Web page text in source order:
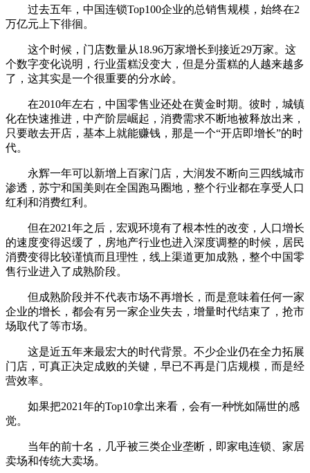
过去五年，中国连锁Top100企业的总销售规模，始终在2
万亿元上下徘徊。
这个时候，门店数量从18.96万家增长到接近29万家。这
个数字变化说明，行业蛋糕没变大，但是分蛋糕的人越来越多
了，这其实是一个很重要的分水岭。
在2010年左右，中国零售业还处在黄金时期。彼时，城镇
化在快速推进，中产阶层崛起，消费需求不断地被释放出来，
只要敢去开店，基本上就能赚钱，那是一个“开店即增长”的时
代。
永辉一年可以新增上百家门店，大润发不断向三四线城市
渗透，苏宁和国美则在全国跑马圈地，整个行业都在享受人口
红利和消费红利。
但在2021年之后，宏观环境有了根本性的改变，人口增长
的速度变得迟缓了，房地产行业也进入深度调整的时候，居民
消费变得比较谨慎而且理性，线上渠道更加成熟，整个中国零
售行业进入了成熟阶段。
但成熟阶段并不代表市场不再增长，而是意味着任何一家
企业的增长，都会有另一家企业失去，增量时代结束了，抢市
场取代了等市场。
这是近五年来最宏大的时代背景。不少企业仍在全力拓展
门店，可真正决定成败的关键，早已不再是门店规模，而是经
营效率。
如果把2021年的Top10拿出来看，会有一种恍如隔世的感
觉。
当年的前十名，几乎被三类企业垄断，即家电连锁、家居
卖场和传统大卖场。